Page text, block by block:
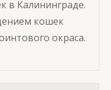
в Калининграде.
кошек
окраса.